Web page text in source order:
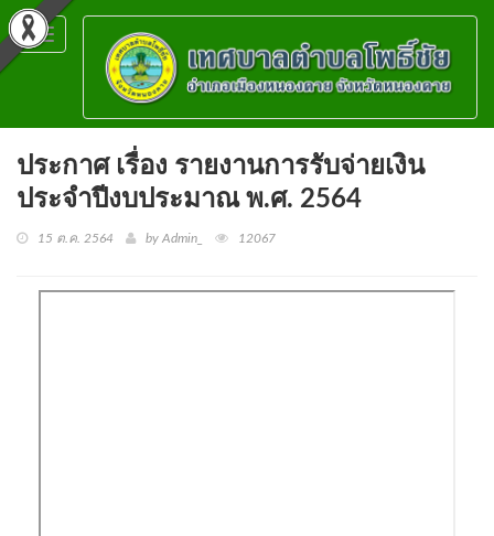
Toggle
navigation
ประกาศ เรื่อง รายงานการรับจ่ายเงิน
ประจำปีงบประมาณ พ.ศ. 2564
15 ต.ค. 2564 by Admin_ 12067